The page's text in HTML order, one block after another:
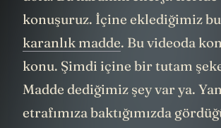
dolu. Bu karanlık enerji. İleride
konuşuruz. İçine eklediğimiz
karanlık madde . Bu videoda
konu. Şimdi içine bir tutam
Madde dediğimiz şey var ya. Yani
etrafımıza baktığımızda